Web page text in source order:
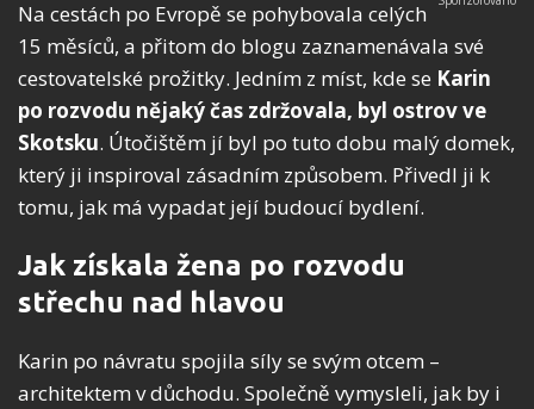
Na cestách po Evropě se pohybovala celých
15 měsíců, a přitom do blogu zaznamenávala své
cestovatelské prožitky. Jedním z míst, kde se Karin
po rozvodu nějaký čas zdržovala, byl ostrov ve
Skotsku. Útočištěm jí byl po tuto dobu malý domek,
který ji inspiroval zásadním způsobem. Přivedl ji k
tomu, jak má vypadat její budoucí bydlení.
Jak získala žena po rozvodu
střechu nad hlavou
Karin po návratu spojila síly se svým otcem –
architektem v důchodu. Společně vymysleli, jak by i